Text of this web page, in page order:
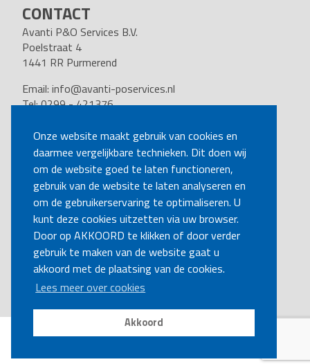
Onze website maakt gebruik van cookies en
daarmee vergelijkbare technieken. Dit doen wij
om de website goed te laten functioneren,
gebruik van de website te laten analyseren en
om de gebruikerservaring te optimaliseren. U
kunt deze cookies uitzetten via uw browser.
Door op AKKOORD te klikken of door verder
gebruik te maken van de website gaat u
akkoord met de plaatsing van de cookies.
Lees meer over cookies
Akkoord
CONTACT
Avanti P&O Services B.V.
Poelstraat 4
1441 RR Purmerend
Email: info@avanti-poservices.nl
Tel: 0299 - 421376
Kvk nummer: 37140121
VOLG ONS
BEL MIJ TERUG
MAAK EEN AFSPRAAK
Disclaimer|Privacy|Cookies